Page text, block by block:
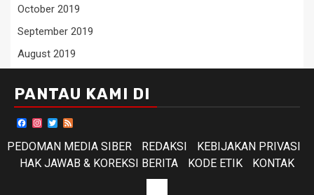
October 2019
September 2019
August 2019
PANTAU KAMI DI
Facebook
Instagram
Twitter
PEDOMAN MEDIA SIBER
REDAKSI
KEBIJAKAN PRIVASI
HAK JAWAB & KOREKSI BERITA
KODE ETIK KONTAK